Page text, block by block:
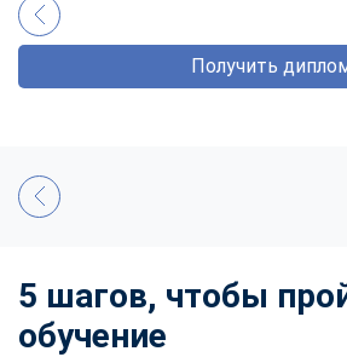
Получить
5 шагов, чтобы
обучение